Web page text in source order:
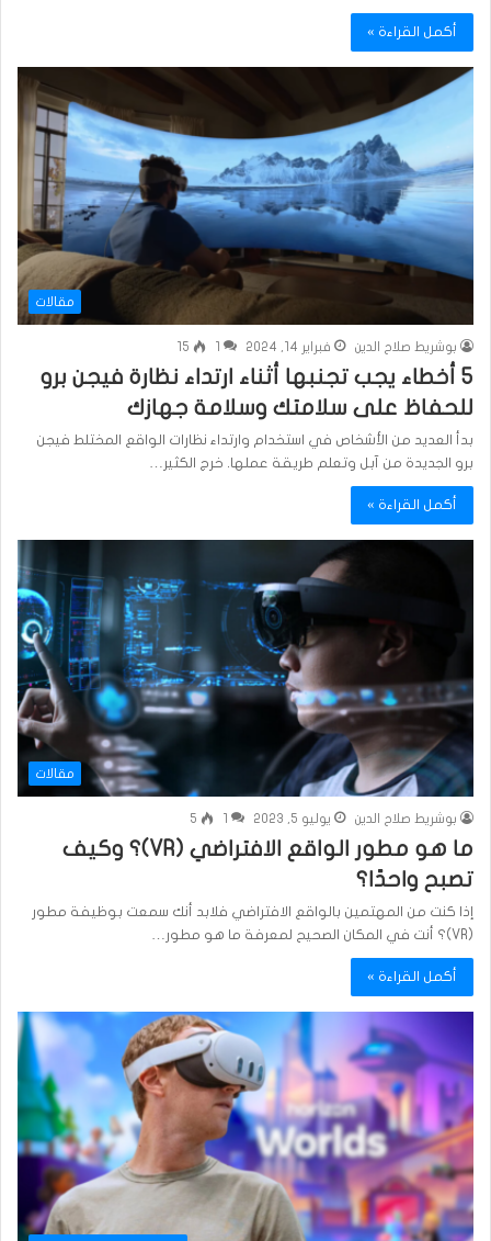
أكمل القراءة »
مقالات
بوشريط صلاح الدين فبراير 14, 2024 1
15
5 أخطاء يجب تجنبها أثناء ارتداء نظارة فيجن برو
للحفاظ على سلامتك وسلامة جهازك
بدأ العديد من الأشخاص في استخدام وارتداء نظارات الواقع المختلط فيجن
برو الجديدة من آبل وتعلم طريقة عملها. خرج الكثير…
أكمل القراءة »
مقالات
بوشريط صلاح الدين يوليو 5, 2023 5
ما هو مطور الواقع الافتراضي (VR)؟ وكيف
تصبح واحدًا؟
إذا كنت من المهتمين بالواقع الافتراضي فلابد أنك سمعت بوظيفة مطور
(VR)؟ أنت في المكان الصحيح لمعرفة ما هو مطور…
أكمل القراءة »